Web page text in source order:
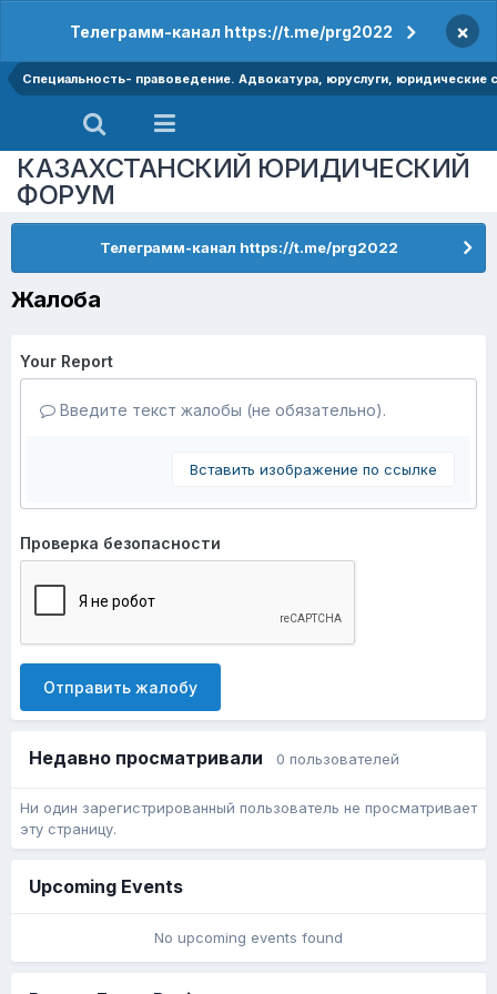
Телеграмм-канал https://t.me/prg2022 ×
Специальность- правоведение. Адвокатура, юруслуги, юридические
КАЗАХСТАНСКИЙ ЮРИДИЧЕСКИЙ
ФОРУМ
Телеграмм-канал https://t.me/prg2022
Жалоба
Your Report
Введите текст жалобы (не обязательно).
Вставить изображение по ссылке
Проверка безопасности
Отправить жалобу
Недавно просматривали 0 пользователей
Ни один зарегистрированный пользователь не просматривает
эту страницу.
Upcoming Events
No upcoming events found